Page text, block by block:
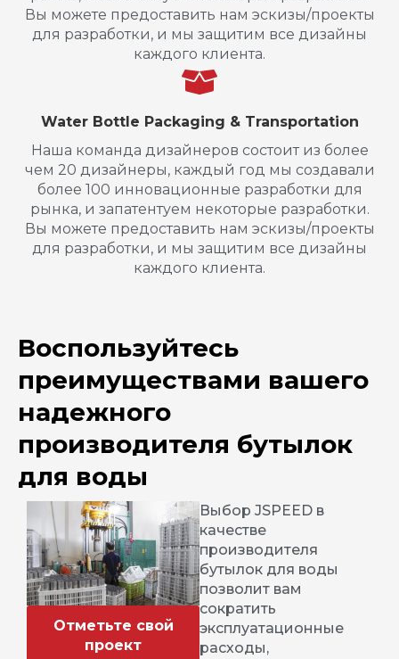
Вы можете предоставить нам эскизы/проекты
для разработки, и мы защитим все дизайны
каждого клиента.
Water Bottle Packaging & Transportation
Наша команда дизайнеров состоит из более
чем 20 дизайнеры, каждый год мы создавали
более 100 инновационные разработки для
рынка, и запатентуем некоторые разработки.
Вы можете предоставить нам эскизы/проекты
для разработки, и мы защитим все дизайны
каждого клиента.
Воспользуйтесь
преимуществами вашего
надежного
производителя бутылок
для воды
Отметьте свой
проект
Выбор JSPEED в
качестве
производителя
бутылок для воды
позволит вам
сократить
эксплуатационные
расходы,